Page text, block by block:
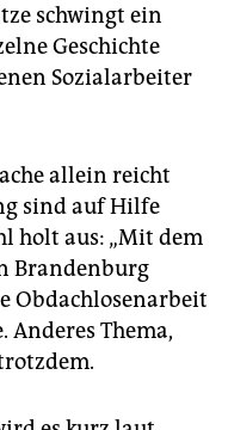
schwingt ein
Geschichte
Sozialarbeiter
allein reicht
sind auf Hilfe
holt aus: „Mit dem
Brandenburg
Obdachlosenarbeit
Anderes Thema,